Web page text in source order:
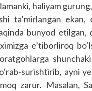
haliyam
ta’mirlangan
bunyod
e’tiborliroq
surishtirib, ayni
zarur. Masalan,